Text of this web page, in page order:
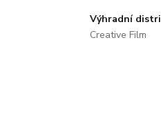
Výhradní
Creative Film